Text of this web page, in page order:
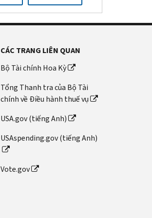
CÁC TRANG LIÊN QUAN
Bộ Tài chính Hoa Kỳ
Tổng Thanh tra của Bộ Tài
chính về Điều hành thuế vụ
USA.gov (tiếng Anh)
USAspending.gov (tiếng Anh)
Vote.gov